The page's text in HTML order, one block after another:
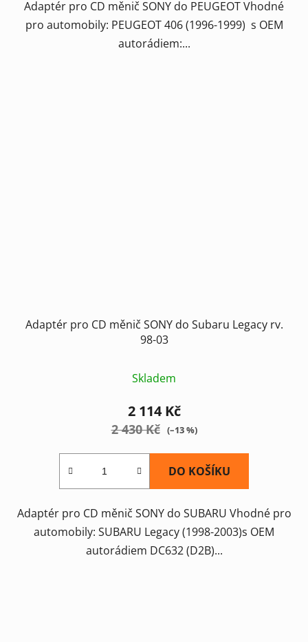
Adaptér pro CD měnič SONY do PEUGEOT Vhodné
pro automobily: PEUGEOT 406 (1996-1999) s OEM
autorádiem:...
Adaptér pro CD měnič SONY do Subaru Legacy rv.
98-03
Skladem
2 114 Kč
2 430 Kč (–13 %)
DO KOŠÍKU
Adaptér pro CD měnič SONY do SUBARU Vhodné pro
automobily: SUBARU Legacy (1998-2003)s OEM
autorádiem DC632 (D2B)...